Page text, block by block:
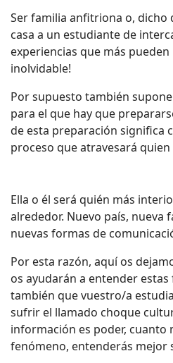
Ser familia anfitriona o, dicho
casa a un estudiante de
experiencias que más pueden
inolvidable!
Por supuesto también
para el que hay que
de esta preparación significa
proceso que atravesará
Ella o él será quién más
alrededor. Nuevo país, nueva
nuevas formas de
Por esta razón, aquí os
os ayudarán a entender
también que vuestro/a
sufrir el llamado choque
información es poder, cuanto
fenómeno, entenderás mejor